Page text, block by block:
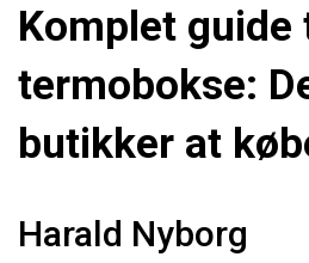
Komplet
termobokse:
butikker at
Harald Nyborg